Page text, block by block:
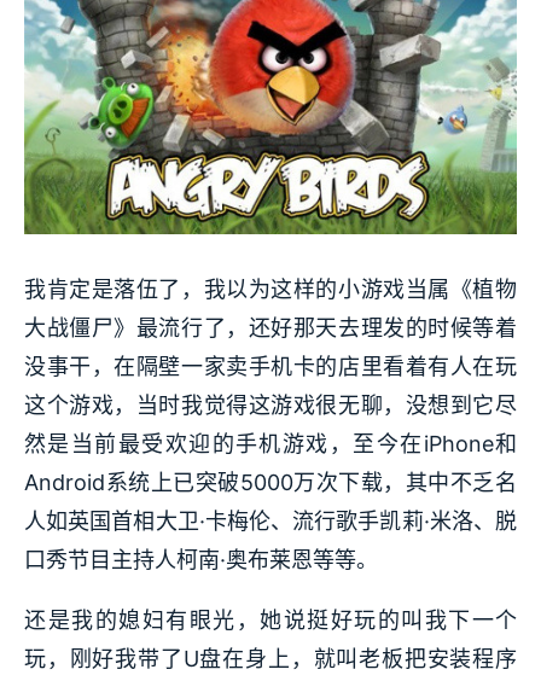
我肯定是落伍了，我以为这样的小游戏当属《植物
大战僵尸》最流行了，还好那天去理发的时候等着
没事干，在隔壁一家卖手机卡的店里看着有人在玩
这个游戏，当时我觉得这游戏很无聊，没想到它尽
然是当前最受欢迎的手机游戏，至今在iPhone和
Android系统上已突破5000万次下载，其中不乏名
人如英国首相大卫·卡梅伦、流行歌手凯莉·米洛、脱
口秀节目主持人柯南·奥布莱恩等等。
还是我的媳妇有眼光，她说挺好玩的叫我下一个
玩，刚好我带了U盘在身上，就叫老板把安装程序